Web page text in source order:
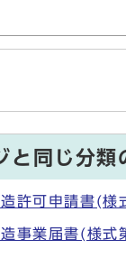
と同じ分類
許可申請書(様
事業届書(様式